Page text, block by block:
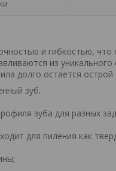
и гибкостью, что
из
долго остается
зуб.
зуба для разных
для пиления как